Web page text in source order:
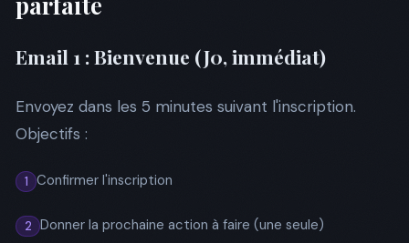
Email 1 : Bienvenue (J0, immédiat)
Envoyez dans les 5 minutes suivant l'inscription.
Objectifs :
1 Confirmer l'inscription
2 Donner la prochaine action à faire (une seule)